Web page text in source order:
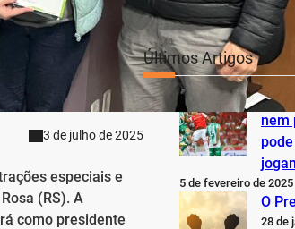
3 de julho de 2025
especiais e
(RS). A
como presidente
Últimos Artigos
O
nem
5 de fevereiro de 2025
O
28 de